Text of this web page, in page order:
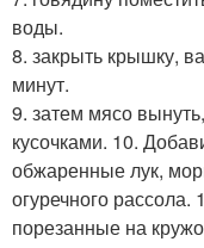
воды.
8. закрыть крышку,
минут.
9. затем мясо
кусочками. 10.
обжаренные лук,
огуречного
порезанные на